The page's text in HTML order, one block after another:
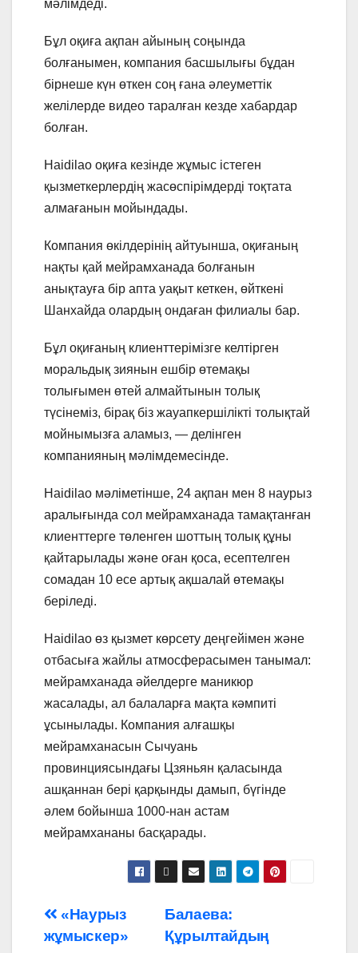
мәлімдеді.
Бұл оқиға ақпан айының соңында
болғанымен, компания басшылығы бұдан
бірнеше күн өткен соң ғана әлеуметтік
желілерде видео таралған кезде хабардар
болған.
Haidilao оқиға кезінде жұмыс істеген
қызметкерлердің жасөспірімдерді тоқтата
алмағанын мойындады.
Компания өкілдерінің айтуынша, оқиғаның
нақты қай мейрамханада болғанын
анықтауға бір апта уақыт кеткен, өйткені
Шанхайда олардың ондаған филиалы бар.
Бұл оқиғаның клиенттерімізге келтірген
моральдық зиянын ешбір өтемақы
толығымен өтей алмайтынын толық
түсінеміз, бірақ біз жауапкершілікті толықтай
мойнымызға аламыз, — делінген
компанияның мәлімдемесінде.
Haidilao мәліметінше, 24 ақпан мен 8 наурыз
аралығында сол мейрамханада тамақтанған
клиенттерге төленген шоттың толық құны
қайтарылады және оған қоса, есептелген
сомадан 10 есе артық ақшалай өтемақы
беріледі.
Haidilao өз қызмет көрсету деңгейімен және
отбасыға жайлы атмосферасымен танымал:
мейрамханада әйелдерге маникюр
жасалады, ал балаларға мақта кәмпиті
ұсынылады. Компания алғашқы
мейрамханасын Сычуань
провинциясындағы Цзяньян қаласында
ашқаннан бері қарқынды дамып, бүгінде
әлем бойынша 1000-нан астам
мейрамхананы басқарады.
НавигацияБалаева:
Құрылтайдың
«Наурыз
жұмыскер»